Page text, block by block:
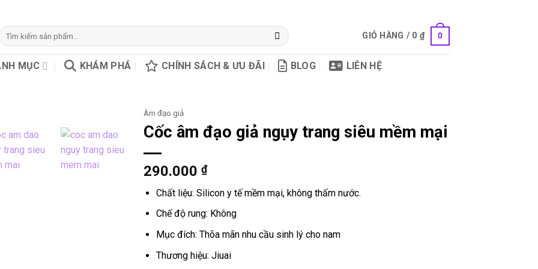
Tìm
kiếm:
GIỎ HÀNG / 0₫ 0
MỤC KHÁM PHÁ CHÍNH SÁCH & ƯU ĐÃI BLOG LIÊN HỆ
Âm đạo giả
Cốc âm đạo giả ngụy trang siêu mềm mại
290.000 ₫
Chất liệu: Silicon y tế mềm mại, không thấm nước.
Chế độ rung: Không
Mục đích: Thõa mãn nhu cầu sinh lý cho nam
Thương hiệu: Jiuai